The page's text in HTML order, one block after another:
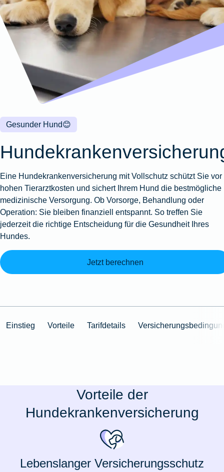
Wohnungsschutzbrief
Zur
Produktübersicht
Gewässerschadenhaftpflicht
Produktübersicht
Zur
Produktübersicht
Reisehaftpflichtversicherung
Reiserücktrittsversicherung
Produktübersicht
Zur
Produktübersicht
Zur
Produktübersicht
Zur
Produktübersicht
Montageversicherung
Produktübersicht
Gruppenunfall für
Betriebe
Vereine
Zur
Kunstversicherung
Ausstellungsversicherung
Valorenversicherung
Oldtimersammlungsversicherung
Zur
Produktübersicht
😊
Gesunder Hund
Eine Hundekrankenversicherung mit Vollschutz schützt Sie vor
hohen Tierarztkosten und sichert Ihrem Hund die bestmögliche
medizinische Versorgung. Ob Vorsorge, Behandlung oder
Operation: Sie bleiben finanziell entspannt. So treffen Sie
jederzeit die richtige Entscheidung für die Gesundheit Ihres
Hundes.
Jetzt berechnen
Einstieg Vorteile Tarifdetails
Vorteile der
Hundekrankenversicherung
Lebenslanger Versicherungsschutz